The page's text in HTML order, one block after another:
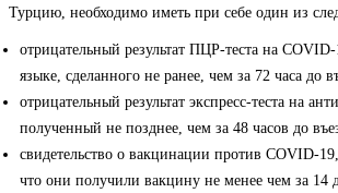
Турцию, необходимо иметь при себе один из
отрицательный результат ПЦР-теста на
языке, сделанного не ранее, чем за 72 часа до
отрицательный результат экспресс-теста на
полученный не позднее, чем за 48 часов до
свидетельство о вакцинации против COVID-
что они получили вакцину не менее чем за 14